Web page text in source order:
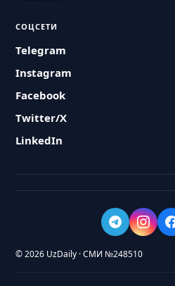
СОЦСЕТИ
Telegram
Instagram
Facebook
Twitter/X
LinkedIn
© 2026 UzDaily · СМИ №248510